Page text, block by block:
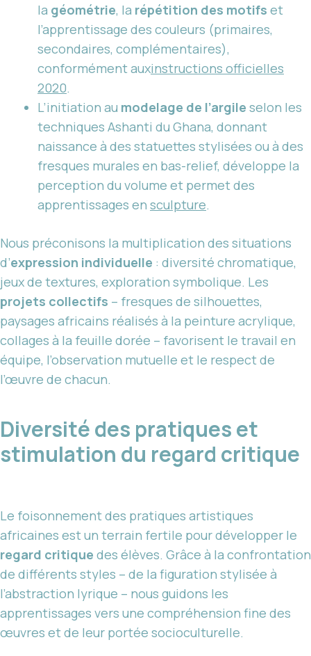
la géométrie, la répétition des motifs et
l’apprentissage des couleurs (primaires,
secondaires, complémentaires),
conformément auxinstructions officielles
2020.
L’initiation au modelage de l’argile selon les
techniques Ashanti du Ghana, donnant
naissance à des statuettes stylisées ou à des
fresques murales en bas-relief, développe la
perception du volume et permet des
apprentissages en sculpture.
Nous préconisons la multiplication des situations
d’expression individuelle : diversité chromatique,
jeux de textures, exploration symbolique. Les
projets collectifs – fresques de silhouettes,
paysages africains réalisés à la peinture acrylique,
collages à la feuille dorée – favorisent le travail en
équipe, l’observation mutuelle et le respect de
l’œuvre de chacun.
Diversité des pratiques et
stimulation du regard critique
Le foisonnement des pratiques artistiques
africaines est un terrain fertile pour développer le
regard critique des élèves. Grâce à la confrontation
de différents styles – de la figuration stylisée à
l’abstraction lyrique – nous guidons les
apprentissages vers une compréhension fine des
œuvres et de leur portée socioculturelle.